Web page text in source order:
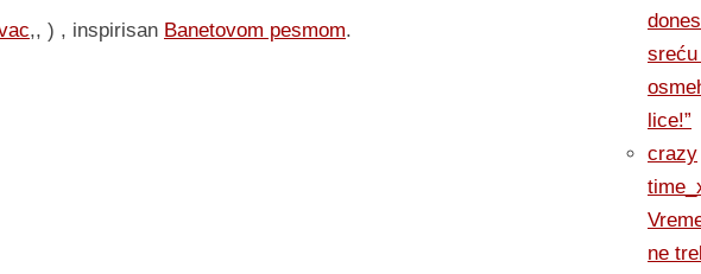
,, ) , inspirisan Banetovom pesmom.
lice!”
crazy
ne